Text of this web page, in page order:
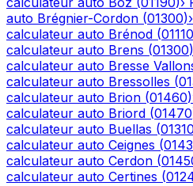
auto Brégnier-Cordon (01300)›
calculateur auto Brénod (01110
calculateur auto Brens (01300)
calculateur auto Bresse
calculateur auto Bressolles (
calculateur auto Brion (01460)
calculateur auto Briord (01470
calculateur auto Buellas (01310
calculateur auto Ceignes (
calculateur auto Cerdon (
calculateur auto Certines (